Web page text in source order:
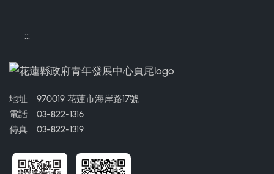
:::
地址｜970019 花蓮市海岸路17號
電話｜03-822-1316
傳真｜03-822-1319